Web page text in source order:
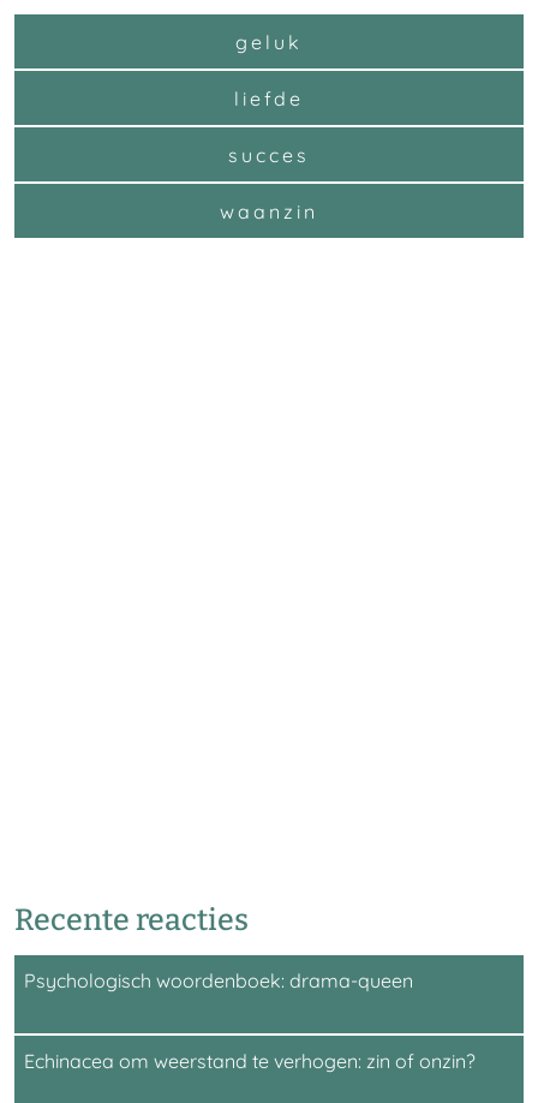
geluk
liefde
succes
waanzin
Recente reacties
Psychologisch woordenboek: drama-queen
Echinacea om weerstand te verhogen: zin of onzin?